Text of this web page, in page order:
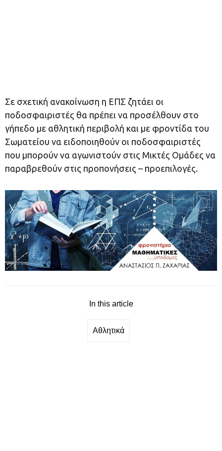
Σε σχετική ανακοίνωση η ΕΠΣ ζητάει οι
ποδοσφαιριστές θα πρέπει να προσέλθουν στο
γήπεδο με αθλητική περιβολή και με φροντίδα του
Σωματείου να ειδοποιηθούν οι ποδοσφαιριστές
που μπορούν να αγωνιστούν στις Μικτές Ομάδες να
παραβρεθούν στις προπονήσεις – προεπιλογές.
In this article
Αθλητικά